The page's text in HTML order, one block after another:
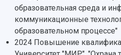
Руководство
Наблюдательный совет
Попечительский совет
Ученый совет
СМИ об университете
Пресс-центр
Газета "Полет"
Аспирантура
Формы обучения
Учебные планы
Дополнительное
Конкурс на замещение
работников
Научно-технический совет
Научные проекты и
образовательная среда и
коммуникационные
образовательном процессе"
2024 Повышение